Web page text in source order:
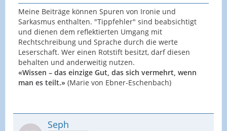
Meine Beiträge können Spuren von Ironie und
Sarkasmus enthalten. "Tippfehler" sind beabsichtigt
und dienen dem reflektierten Umgang mit
Rechtschreibung und Sprache durch die werte
Leserschaft. Wer einen Rotstift besitzt, darf diesen
behalten und anderweitig nutzen.
«Wissen – das einzige Gut, das sich vermehrt, wenn
man es teilt.» (Marie von Ebner-Eschenbach)
Seph